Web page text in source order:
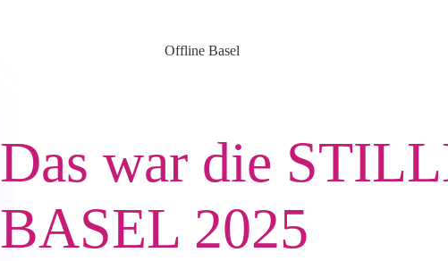
Offline Basel
Das war die
BASEL 2025